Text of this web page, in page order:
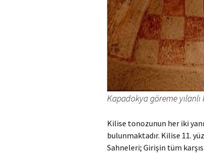
Kapadokya göreme yılanlı
Kilise tonozunun her iki
bulunmaktadır. Kilise 11.
Sahneleri; Girişin tüm